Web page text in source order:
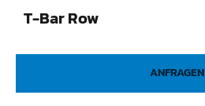
T-Bar Row
ANFRAGEN